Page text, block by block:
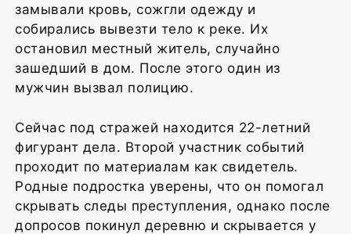
замывали кровь, сожгли одежду и
собирались вывезти тело к реке. Их
остановил местный житель, случайно
зашедший в дом. После этого один из
мужчин вызвал полицию.
Сейчас под стражей находится 22-летний
фигурант дела. Второй участник событий
проходит по материалам как свидетель.
Родные подростка уверены, что он помогал
скрывать следы преступления, однако после
допросов покинул деревню и скрывается у